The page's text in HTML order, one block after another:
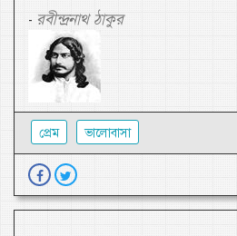
- রবীন্দ্রনাথ ঠাকুর
প্রেম ভালোবাসা